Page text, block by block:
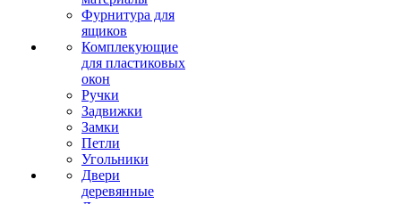
Фурнитура для
ящиков
Комплекующие
для пластиковых
окон
Ручки
Задвижки
Замки
Петли
Угольники
Двери
деревянные